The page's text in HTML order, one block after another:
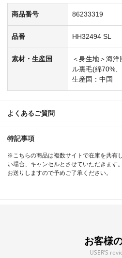
商品番号 86233319
品番 HH32494 SL
素材・生産国
＜身生地＞海
ル裏毛(綿70%
生産国：中国
よくあるご質問
特記事項
※こちらの商品は複数サイトで在庫を共有
い場合、キャンセルとさせていただきます
お送りしますので予めご了承ください。
お客様
USER’S